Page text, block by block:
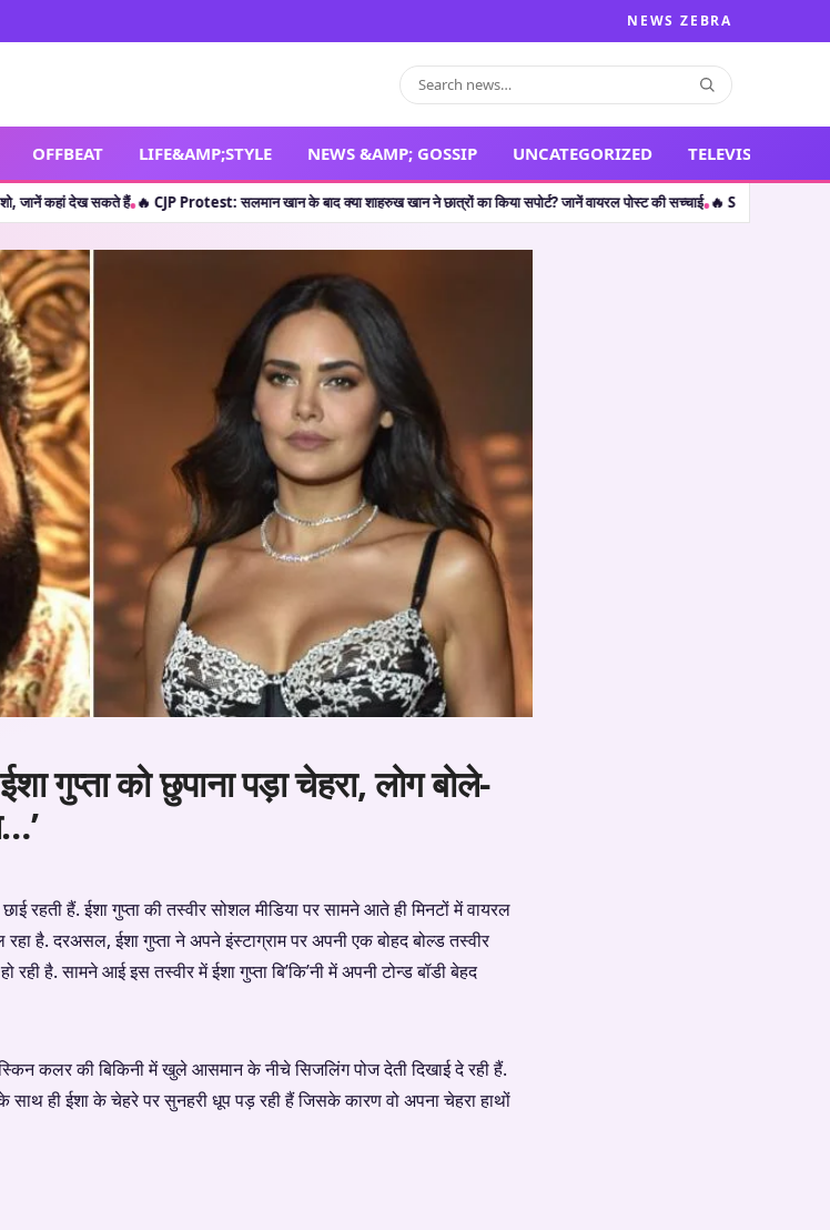
NEWS ZEBRA
OFFBEAT LIFE&AMP;STYLE NEWS &AMP; GOSSIP UNCATEGORIZED TELEVISION
सकते हैं•🔥 CJP Protest: सलमान खान के बाद क्या शाहरुख खान ने छात्रों का किया सपोर्ट? जानें वायरल पोस्ट की सच्चाई•🔥 Shocking Retirement: थलपति
गुप्ता को छुपाना पड़ा चेहरा, लोग बोले-
रहती हैं. ईशा गुप्ता की तस्वीर सोशल मीडिया पर सामने आते ही मिनटों में वायरल
है. दरअसल, ईशा गुप्ता ने अपने इंस्टाग्राम पर अपनी एक बोहद बोल्ड तस्वीर
है. सामने आई इस तस्वीर में ईशा गुप्ता बि’कि’नी में अपनी टोन्ड बॉडी बेहद
कलर की बिकिनी में खुले आसमान के नीचे सिजलिंग पोज देती दिखाई दे रही हैं.
ही ईशा के चेहरे पर सुनहरी धूप पड़ रही हैं जिसके कारण वो अपना चेहरा हाथों